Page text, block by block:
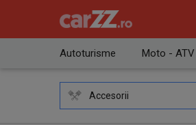
Autoturisme Moto - ATV
Accesorii